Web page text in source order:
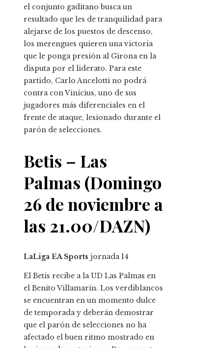
el conjunto gaditano busca un
resultado que les de tranquilidad para
alejarse de los puestos de descenso,
los merengues quieren una victoria
que le ponga presión al Girona en la
disputa por el liderato. Para este
partido, Carlo Ancelotti no podrá
contra con Vinícius, uno de sus
jugadores más diferenciales en el
frente de ataque, lesionado durante el
parón de selecciones.
Betis – Las
Palmas (Domingo
26 de noviembre a
las 21.00/DAZN)
LaLiga EA Sports jornada 14
El Betis recibe a la UD Las Palmas en
el Benito Villamarín. Los verdiblancos
se encuentran en un momento dulce
de temporada y deberán demostrar
que el parón de selecciones no ha
afectado el buen ritmo mostrado en